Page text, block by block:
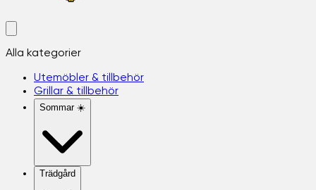
Alla kategorier
Utemöbler & tillbehör
Grillar & tillbehör
Sommar ☀️
Trädgård